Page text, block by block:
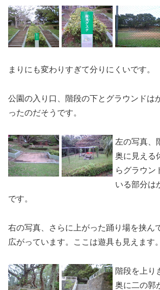
まりにも変わりすぎて分りにくいです。
公園の入り口、階段の下とグラウンドは
ったのだそうです。
左の写真、
奥に見える
らグラウン
いる部分は
です。
右の写真、さらに上がった踊り場を挟ん
広がっています。ここは遊具も見えます。
階段を上り
奥に二の郭